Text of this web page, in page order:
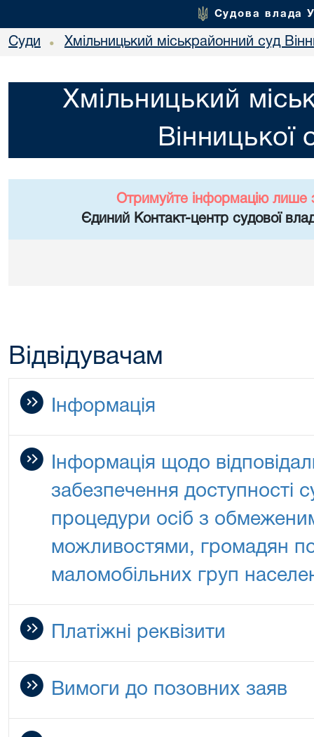
Судова влада
Суди • Хмільницький міськрайонний суд
Хмільницький
Вінницької
Отримуйте інформацію лише
Єдиний Контакт-центр судової
Відвідувачам
Інформація
Інформація щодо
забезпечення доступності
процедури осіб з
можливостями, громадян
маломобільних груп
Платіжні реквізити
Вимоги до позовних заяв